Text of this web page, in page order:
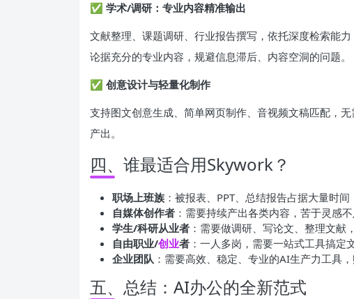
✅ 学术/调研：专业内容精准输出
文献整理、课题调研、行业报告撰写，依托深度检索能
论据充分的专业内容，规避信息滞后、内容空洞的问题。
✅ 创意设计与轻量化制作
支持图文创意生成、简单网页制作、音视频文稿匹配，
产出。
四、谁最适合用Skywork？
职场上班族 ：被报表、PPT、总结报告占据大量时
自媒体创作者 ：需要持续产出各类内容，苦于灵感
学生/科研从业者 ：需要做调研、写论文、整理文献
自由职业/创业者 ：一人多岗，需要一站式工具搞定
企业团队 ：需要高效、稳定、专业的AI生产力工具
五、总结：AI办公的全新范式